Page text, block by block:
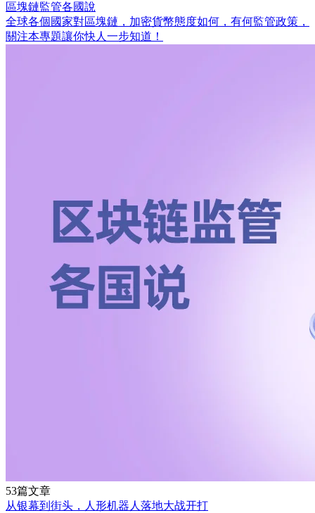
區塊鏈監管各國說
全球各個國家對區塊鏈，加密貨幣態度如何，有何監管政策，
關注本專題讓你快人一步知道！
53篇文章
从银幕到街头，人形机器人落地大战开打